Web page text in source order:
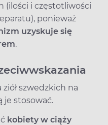
(ilości i częstotliwości
ponieważ
uzyskuje się
.
szwedzkich na
je stosować.
kobiety w ciąży